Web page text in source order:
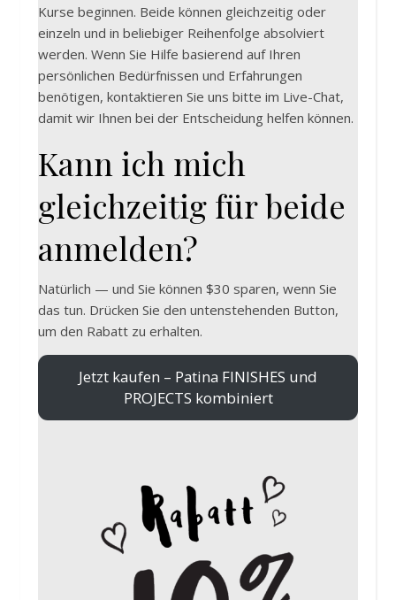
Kurse beginnen. Beide können gleichzeitig oder
einzeln und in beliebiger Reihenfolge absolviert
werden. Wenn Sie Hilfe basierend auf Ihren
persönlichen Bedürfnissen und Erfahrungen
benötigen, kontaktieren Sie uns bitte im Live-Chat,
damit wir Ihnen bei der Entscheidung helfen können.
Kann ich mich
gleichzeitig für beide
anmelden?
Natürlich — und Sie können $30 sparen, wenn Sie
das tun. Drücken Sie den untenstehenden Button,
um den Rabatt zu erhalten.
Jetzt kaufen – Patina FINISHES und
PROJECTS kombiniert